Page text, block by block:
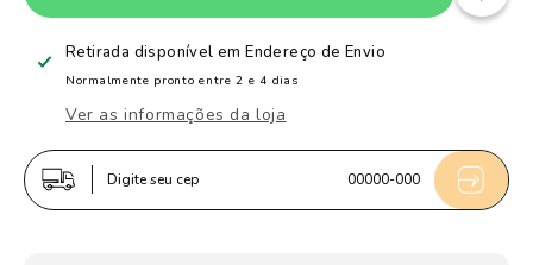
de
Tênis
Infantil
Menino
K360
Retrô
de
Tênis
Infantil
Menino
Retrô
Retirada disponível emEndereço de Envio
Normalmente pronto entre 2 e 4 dias
Ver as informações da loja
Digite seu cep 00000-000